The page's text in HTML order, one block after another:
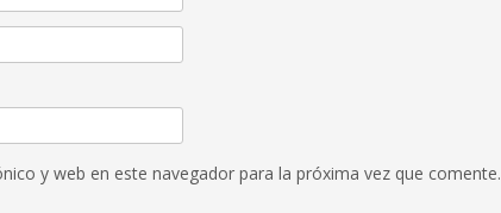
y web en este navegador para la próxima vez que comente.